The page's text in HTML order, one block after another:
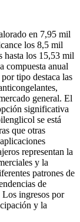
en 7,95 mil
los 8,5 mil
hasta los 15,53 mil
compuesta anual
tipo destaca las
general. El
significativa
se está
que otras
representan la
y la
patrones de
de
ingresos por
y la